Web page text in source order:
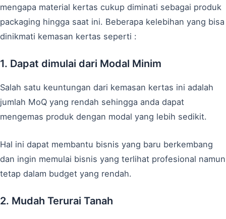
mengapa material kertas cukup diminati sebagai produk
packaging hingga saat ini. Beberapa kelebihan yang bisa
dinikmati kemasan kertas seperti :
1. Dapat dimulai dari Modal Minim
Salah satu keuntungan dari kemasan kertas ini adalah
jumlah MoQ yang rendah sehingga anda dapat
mengemas produk dengan modal yang lebih sedikit.
Hal ini dapat membantu bisnis yang baru berkembang
dan ingin memulai bisnis yang terlihat profesional namun
tetap dalam budget yang rendah.
2. Mudah Terurai Tanah